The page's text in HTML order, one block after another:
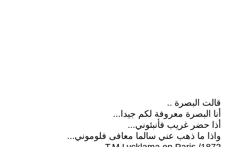
قالت البصرة ..
أنا البصرة معروفة لكم جيدا...
أذا حضر غريب فأنبئوني...
واذا ما ذهب عني سالما معافى فلوموني...